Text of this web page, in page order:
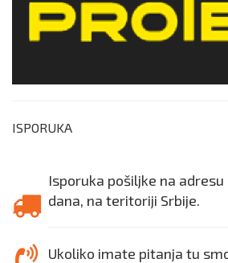
ISPORUKA
Isporuka pošiljke na adresu
dana, na teritoriji Srbije.
Ukoliko imate pitanja tu